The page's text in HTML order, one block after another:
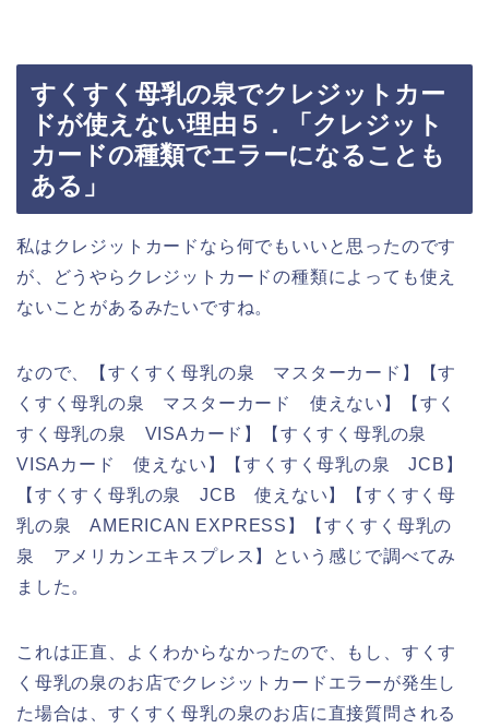
すくすく母乳の泉でクレジットカー
ドが使えない理由５．「クレジット
カードの種類でエラーになることも
ある」
私はクレジットカードなら何でもいいと思ったのです
が、どうやらクレジットカードの種類によっても使え
ないことがあるみたいですね。
なので、【すくすく母乳の泉 マスターカード】【す
くすく母乳の泉 マスターカード 使えない】【すく
すく母乳の泉 VISAカード】【すくすく母乳の泉
VISAカード 使えない】【すくすく母乳の泉 JCB】
【すくすく母乳の泉 JCB 使えない】【すくすく母
乳の泉 AMERICAN EXPRESS】【すくすく母乳の
泉 アメリカンエキスプレス】という感じで調べてみ
ました。
これは正直、よくわからなかったので、もし、すくす
く母乳の泉のお店でクレジットカードエラーが発生し
た場合は、すくすく母乳の泉のお店に直接質問される